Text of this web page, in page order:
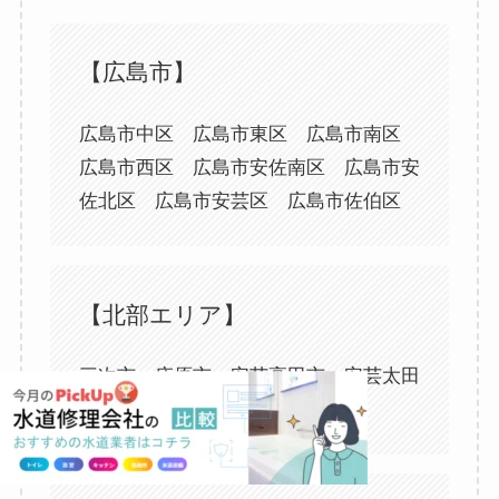
【広島市】
広島市中区 広島市東区 広島市南区
広島市西区 広島市安佐南区 広島市安
佐北区 広島市安芸区 広島市佐伯区
【北部エリア】
三次市 庄原市 安芸高田市 安芸太田
町 北広島町